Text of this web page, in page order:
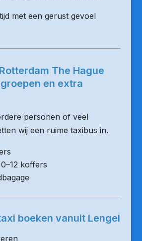
met een gerust gevoel
The Hague
en extra
personen of veel
wij een ruime taxibus in.
koffers
boeken vanuit Lengel